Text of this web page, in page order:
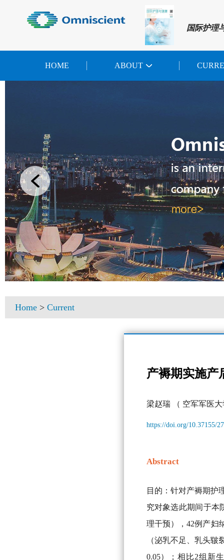
国际护理
HOME ABOUT
Home > Current
产褥期实施产
梁赵瑞 （ 空军军医
https://doi.org/10.37155/
Abstract
目的：针对产褥期护
究对象选此期间于本
理干预），42例产妇
（泌乳不足、乳头皲
0.05）；相比2组新